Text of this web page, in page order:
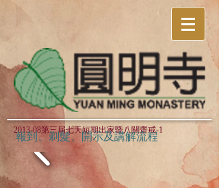
2013-08第三屆七天短期出家暨八關齋戒-1
報到、剃髮、開示及講解流程